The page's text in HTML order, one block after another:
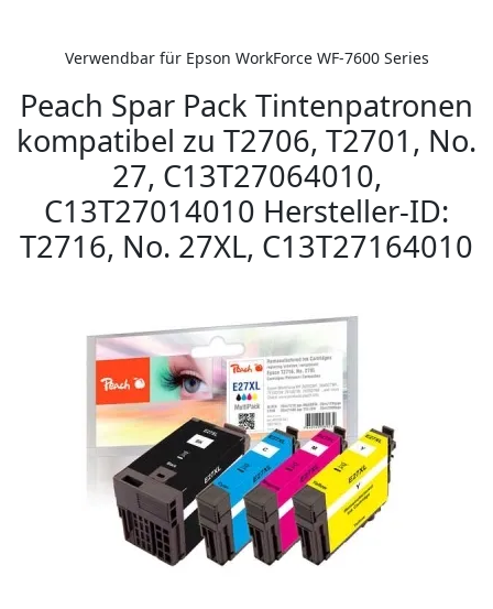
Verwendbar für Epson WorkForce WF-7600 Series
Peach Spar Pack Tintenpatronen
kompatibel zu T2706, T2701, No.
27, C13T27064010,
C13T27014010 Hersteller-ID:
T2716, No. 27XL, C13T27164010